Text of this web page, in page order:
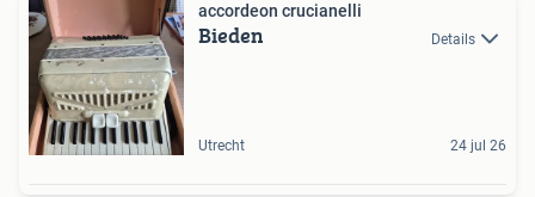
accordeon crucianelli
Bieden Details
Utrecht 24 jul 26